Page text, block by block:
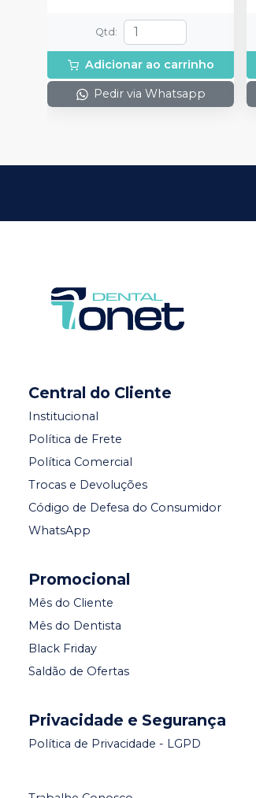
Qtd :
Adicionar ao carrinho
Pedir via Whatsapp
Central do Cliente
Institucional
Política de Frete
Política Comercial
Trocas e Devoluções
Código de Defesa do Consumidor
WhatsApp
Promocional
Mês do Cliente
Mês do Dentista
Black Friday
Saldão de Ofertas
Privacidade e Segurança
Política de Privacidade - LGPD